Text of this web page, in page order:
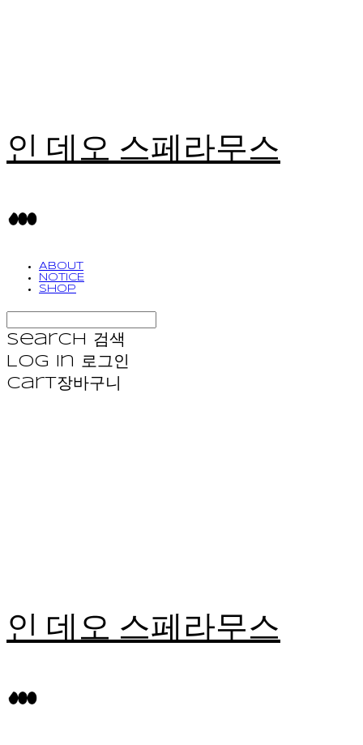
인 데오 스페라무스
ABOUT
NOTICE
SHOP
Search
검색
Log In 로그인
Cart장바구니
인 데오 스페라무스